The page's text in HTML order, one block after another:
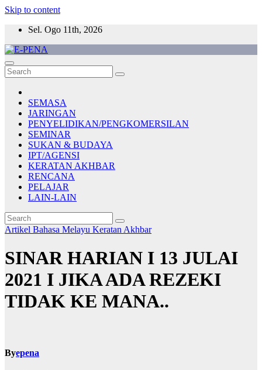
Skip to content
Sel. Ogo 11th, 2026
E-PENA
Berita Digital Terkini
SEMASA
JARINGAN
PENYELIDIKAN/PENGKOMERSILAN
SEMINAR
SUKAN & BUDAYA
IPT/AGENSI
KERATAN AKHBAR
RENCANA
PELAJAR
LAIN-LAIN
Artikel Bahasa Melayu Keratan Akhbar
SINAR HARIAN I 13 JULAI
2021 I JIKA ADA REZEKI
TIDAK KE MANA..
Byepena